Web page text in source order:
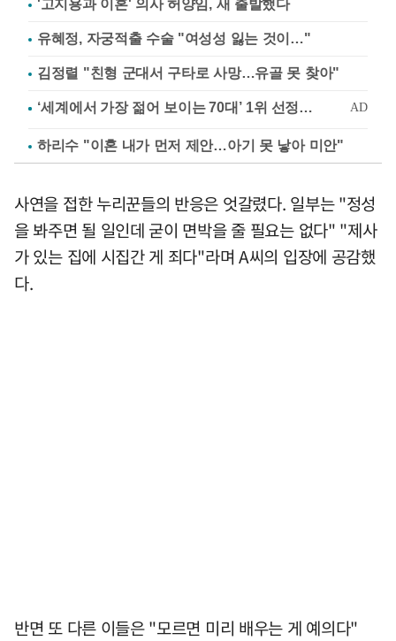
'고지용과 이혼' 의사 허양임, 새 출발했다
유혜정, 자궁적출 수술 "여성성 잃는 것이…"
김정렬 "친형 군대서 구타로 사망…유골 못 찾아"
하리수 "이혼 내가 먼저 제안…아기 못 낳아 미안"
사연을 접한 누리꾼들의 반응은 엇갈렸다. 일부는 "정성
을 봐주면 될 일인데 굳이 면박을 줄 필요는 없다" "제사
가 있는 집에 시집간 게 죄다"라며 A씨의 입장에 공감했
다.
반면 또 다른 이들은 "모르면 미리 배우는 게 예의다"